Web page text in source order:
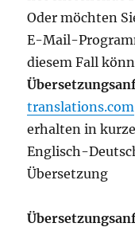
Oder möchten
E-Mail-
diesem Fall
translations.com
erhalten in
Englisch-
Übersetzung